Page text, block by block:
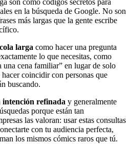
son como códigos secretos para
en la búsqueda de Google. No son
más largas que la gente escribe
larga como hacer una pregunta
lo que necesitas, como
una cena familiar” en lugar de solo
hacer coincidir con personas que
buscando.
intención refinada y generalmente
porque están tan
las valoran: usar estas consultas
con tu audiencia perfecta,
los mismos cómics raros que tú.